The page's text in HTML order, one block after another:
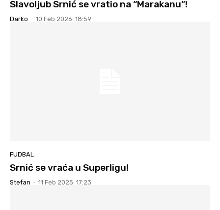
Slavoljub Srnić se vratio na “Marakanu”!
Darko - 10 Feb 2026. 18:59
FUDBAL
Srnić se vraća u Superligu!
Stefan - 11 Feb 2025. 17:23